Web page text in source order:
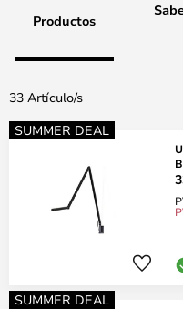
Productos
33 Artículo/s
SUMMER DEAL
SUMMER DEAL